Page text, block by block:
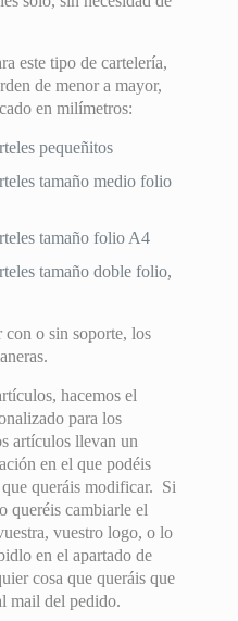
este tipo de cartelería,
de menor a mayor,
en milímetros:
pequeñitos
tamaño medio folio
tamaño folio A4
tamaño doble folio,
con o sin soporte, los
hacemos el
para los
artículos llevan un
en el que podéis
queráis modificar. Si
queréis cambiarle el
vuestro logo, o lo
en el apartado de
cosa que queráis que
mail del pedido.